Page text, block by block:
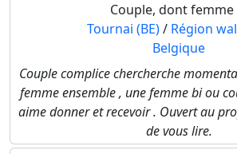
Couple, dont femme
Tournai (BE)/ Région
Belgique
Couple complice chercherche
femme ensemble , une femme bi ou
aime donner et recevoir . Ouvert au
de vous lire.